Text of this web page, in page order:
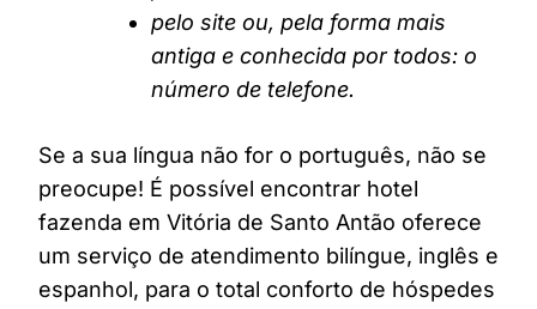
pelo site ou, pela forma mais
antiga e conhecida por todos: o
número de telefone.
Se a sua língua não for o português, não se
preocupe! É possível encontrar hotel
fazenda em Vitória de Santo Antão oferece
um serviço de atendimento bilíngue, inglês e
espanhol, para o total conforto de hóspedes